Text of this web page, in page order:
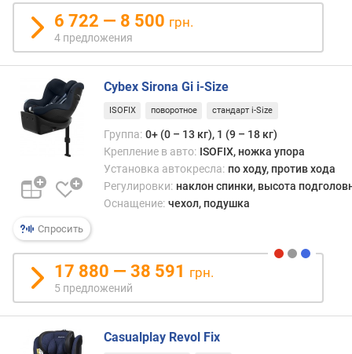
6 722 — 8 500 грн.
4 предложения
Спросить
Cybex Sirona Gi i-Size
ISOFIX поворотное стандарт i-Size
Группа: 0+ (0 – 13 кг), 1 (9 – 18 кг)
Крепление в авто: ISOFIX, ножка упора
Установка автокресла: по ходу, против хода
Регулировки: наклон спинки, высота
Оснащение: чехол, подушка
17 880 — 38 591 грн.
5 предложений
Casualplay Revol Fix